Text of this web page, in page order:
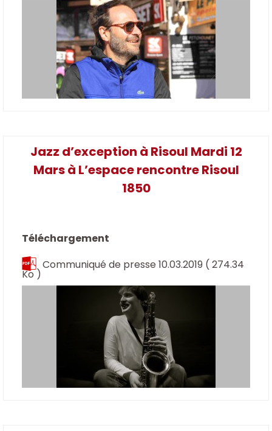
Jazz d’exception à Risoul Mardi 12
Mars à L’espace rencontre Risoul
1850
Téléchargement
Communiqué de presse 10.03.2019 ( 274.34
Ko )